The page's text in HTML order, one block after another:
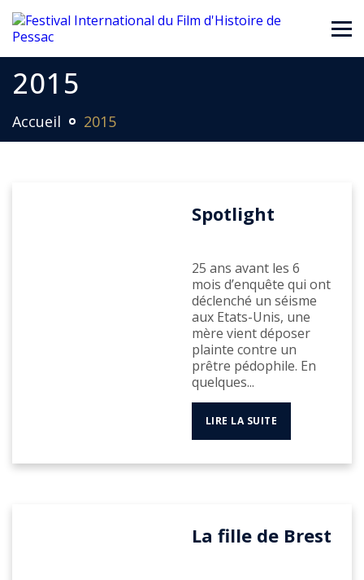
2015
Accueil 2015
Spotlight
25 ans avant les 6
mois d’enquête qui ont
déclenché un séisme
aux Etats-Unis, une
mère vient déposer
plainte contre un
prêtre pédophile. En
quelques...
LIRE LA SUITE
La fille de Brest